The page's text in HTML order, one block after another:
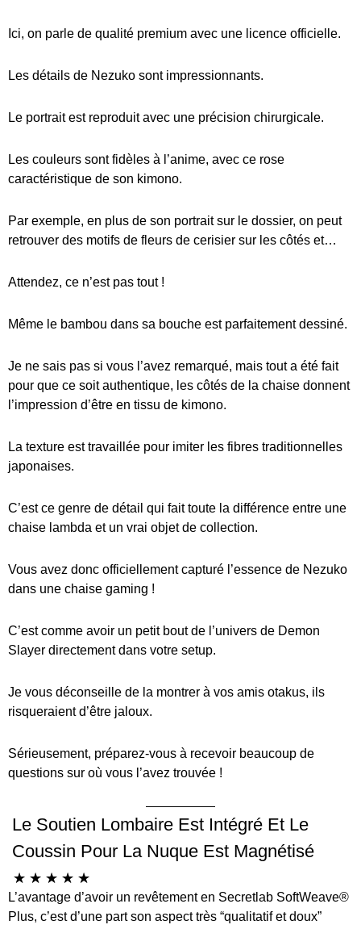
Ici, on parle de qualité premium avec une licence officielle.
Les détails de Nezuko sont impressionnants.
Le portrait est reproduit avec une précision chirurgicale.
Les couleurs sont fidèles à l’anime, avec ce rose
caractéristique de son kimono.
Par exemple, en plus de son portrait sur le dossier, on peut
retrouver des motifs de fleurs de cerisier sur les côtés et…
Attendez, ce n’est pas tout !
Même le bambou dans sa bouche est parfaitement dessiné.
Je ne sais pas si vous l’avez remarqué, mais tout a été fait
pour que ce soit authentique, les côtés de la chaise donnent
l’impression d’être en tissu de kimono.
La texture est travaillée pour imiter les fibres traditionnelles
japonaises.
C’est ce genre de détail qui fait toute la différence entre une
chaise lambda et un vrai objet de collection.
Vous avez donc officiellement capturé l’essence de Nezuko
dans une chaise gaming !
C’est comme avoir un petit bout de l’univers de Demon
Slayer directement dans votre setup.
Je vous déconseille de la montrer à vos amis otakus, ils
risqueraient d’être jaloux.
Sérieusement, préparez-vous à recevoir beaucoup de
questions sur où vous l’avez trouvée !
Le Soutien Lombaire Est Intégré Et Le
Coussin Pour La Nuque Est Magnétisé
☆ ☆ ☆ ☆ ☆
L’avantage d’avoir un revêtement en Secretlab SoftWeave®
Plus, c’est d’une part son aspect très “qualitatif et doux”